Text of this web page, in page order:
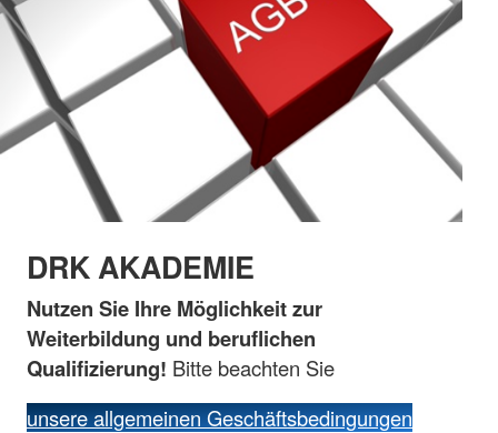
DRK AKADEMIE
Nutzen Sie Ihre Möglichkeit zur
Weiterbildung und beruflichen
Qualifizierung! Bitte beachten Sie
unsere allgemeinen Geschäftsbedingungen